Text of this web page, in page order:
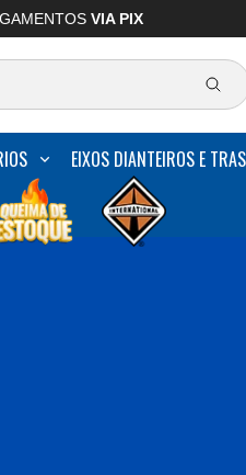
VIA PIX
EIXOS DIANTEIROS E